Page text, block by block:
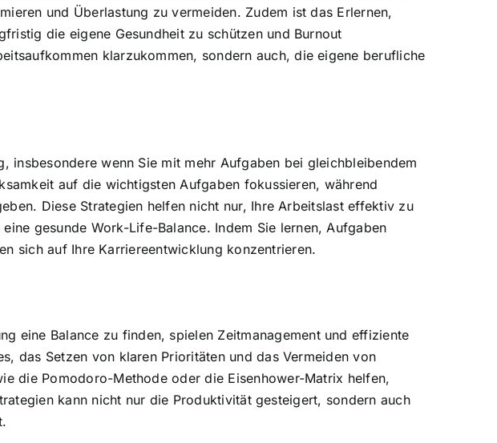
und Überlastung zu vermeiden. Zudem ist das Erlernen,
die eigene Gesundheit zu schützen und Burnout
klarzukommen, sondern auch, die eigene berufliche
wenn Sie mit mehr Aufgaben bei gleichbleibendem
auf die wichtigsten Aufgaben fokussieren, während
Diese Strategien helfen nicht nur, Ihre Arbeitslast effektiv zu
gesunde Work-Life-Balance. Indem Sie lernen, Aufgaben
sich auf Ihre Karriereentwicklung konzentrieren.
eine Balance zu finden, spielen Zeitmanagement und effiziente
das Setzen von klaren Prioritäten und das Vermeiden von
die Pomodoro-Methode oder die Eisenhower-Matrix helfen,
kann nicht nur die Produktivität gesteigert, sondern auch